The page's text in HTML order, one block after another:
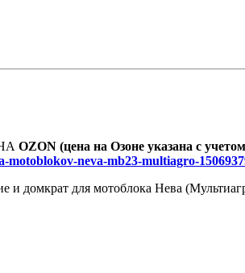
OZON (цена на Озоне указана с
neva-mb23-multiagro-
и домкрат для мотоблока Нева